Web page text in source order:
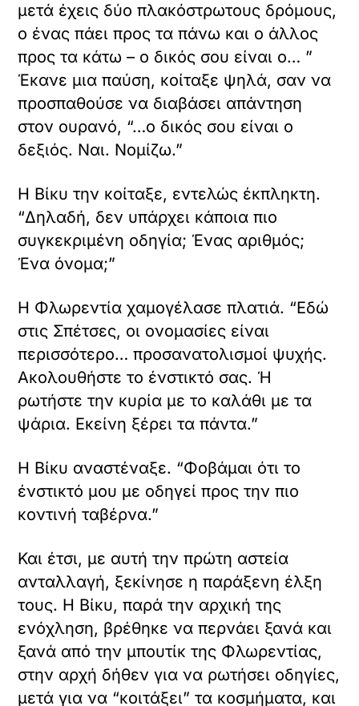
μετά έχεις δύο πλακόστρωτους δρόμους,
ο ένας πάει προς τα πάνω και ο άλλος
προς τα κάτω – ο δικός σου είναι ο… ”
Έκανε μια παύση, κοίταξε ψηλά, σαν να
προσπαθούσε να διαβάσει απάντηση
στον ουρανό, “…ο δικός σου είναι ο
δεξιός. Ναι. Νομίζω.”
Η Βίκυ την κοίταξε, εντελώς έκπληκτη.
“Δηλαδή, δεν υπάρχει κάποια πιο
συγκεκριμένη οδηγία; Ένας αριθμός;
Ένα όνομα;”
Η Φλωρεντία χαμογέλασε πλατιά. “Εδώ
στις Σπέτσες, οι ονομασίες είναι
περισσότερο… προσανατολισμοί ψυχής.
Ακολουθήστε το ένστικτό σας. Ή
ρωτήστε την κυρία με το καλάθι με τα
ψάρια. Εκείνη ξέρει τα πάντα.”
Η Βίκυ αναστέναξε. “Φοβάμαι ότι το
ένστικτό μου με οδηγεί προς την πιο
κοντινή ταβέρνα.”
Και έτσι, με αυτή την πρώτη αστεία
ανταλλαγή, ξεκίνησε η παράξενη έλξη
τους. Η Βίκυ, παρά την αρχική της
ενόχληση, βρέθηκε να περνάει ξανά και
ξανά από την μπουτίκ της Φλωρεντίας,
στην αρχή δήθεν για να ρωτήσει οδηγίες,
μετά για να “κοιτάξει” τα κοσμήματα, και